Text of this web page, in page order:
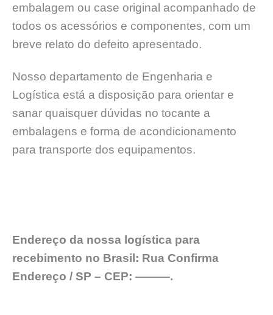
embalagem ou case original acompanhado de
todos os acessórios e componentes, com um
breve relato do defeito apresentado.
Nosso departamento de Engenharia e
Logística está a disposição para orientar e
sanar quaisquer dúvidas no tocante a
embalagens e forma de acondicionamento
para transporte dos equipamentos.
Endereço da nossa logística para
recebimento no Brasil: Rua Confirma
Endereço / SP – CEP: ———.